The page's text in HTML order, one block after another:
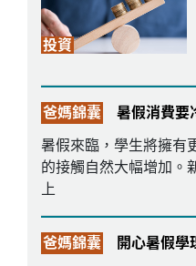
投資
爸媽錦囊
暑假消費要
暑假來臨，學生將擁有
的接觸自然大幅增加。
上
爸媽錦囊
開心暑假學